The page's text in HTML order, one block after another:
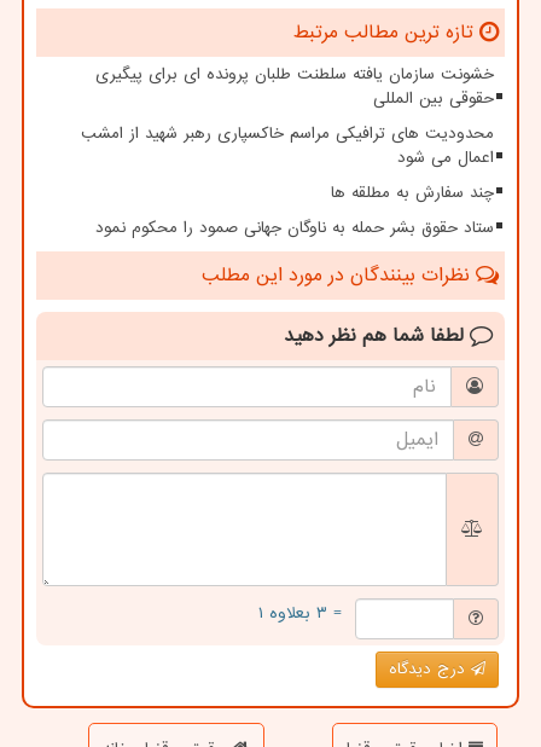
تازه ترین مطالب مرتبط
خشونت سازمان یافته سلطنت طلبان پرونده ای برای پیگیری
حقوقی بین المللی
محدودیت های ترافیکی مراسم خاکسپاری رهبر شهید از امشب
اعمال می شود
چند سفارش به مطلقه ها
ستاد حقوق بشر حمله به ناوگان جهانی صمود را محکوم نمود
نظرات بینندگان در مورد این مطلب
لطفا شما هم نظر دهید
= ۳ بعلاوه ۱
درج دیدگاه